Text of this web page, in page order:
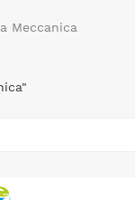
Meccanica